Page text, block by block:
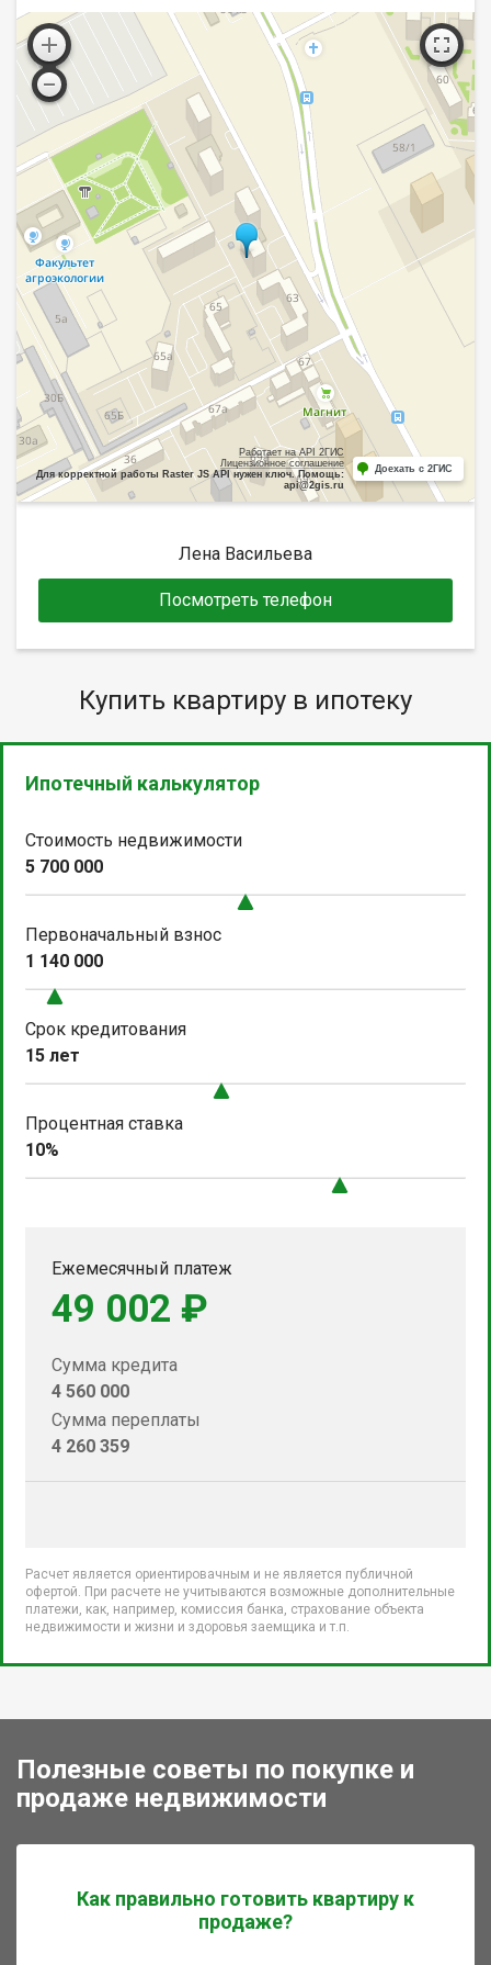
Работает на API 2ГИС
Лицензионное соглашение
Для корректной работы Raster JS API нужен ключ. Помощь:
api@2gis.ru
Доехать с 2ГИС
Лена Васильева
Посмотреть телефон
Купить квартиру в ипотеку
Ипотечный калькулятор
Стоимость недвижимости
5 700 000
Первоначальный взнос
1 140 000
Срок кредитования
15 лет
Процентная ставка
10%
Ежемесячный платеж
49 002 ₽
Сумма кредита
4 560 000
Сумма переплаты
4 260 359
Расчет является ориентировачным и не является публичной
офертой. При расчете не учитываются возможные дополнительные
платежи, как, например, комиссия банка, страхование объекта
недвижимости и жизни и здоровья заемщика и т.п.
Полезные советы по покупке и
продаже недвижимости
Как правильно готовить квартиру к
продаже?